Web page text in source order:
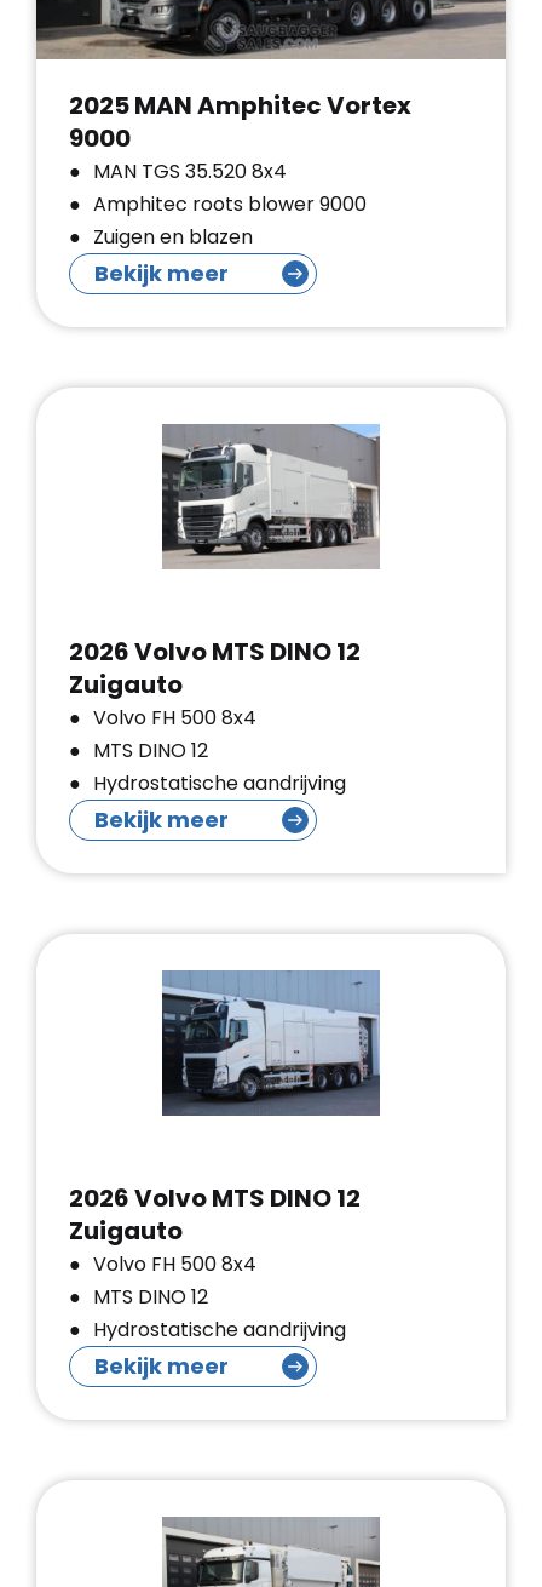
2025 MAN Amphitec Vortex
9000
MAN TGS 35.520 8x4
Amphitec roots blower 9000
Zuigen en blazen
Bekijk meer
2026 Volvo MTS DINO 12
Zuigauto
Volvo FH 500 8x4
MTS DINO 12
Hydrostatische aandrijving
Bekijk meer
2026 Volvo MTS DINO 12
Zuigauto
Volvo FH 500 8x4
MTS DINO 12
Hydrostatische aandrijving
Bekijk meer